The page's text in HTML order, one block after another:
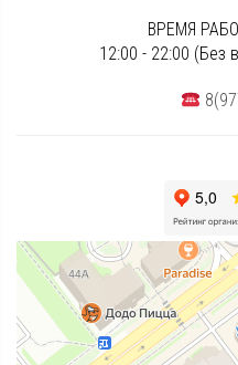
ВРЕМЯ
12:00 - 22:00 (Без